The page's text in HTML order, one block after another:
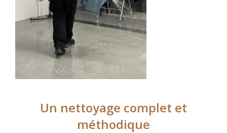
Un nettoyage complet et
méthodique